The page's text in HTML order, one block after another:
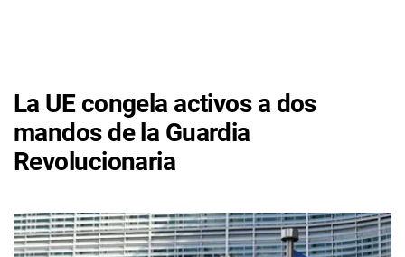
La UE congela activos a dos
mandos de la Guardia
Revolucionaria